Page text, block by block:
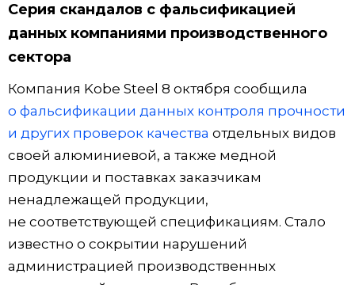
Серия скандалов с фальсификацией
данных компаниями производственного
сектора
Компания Kobe Steel 8 октября сообщила
о фальсификации данных контроля прочности
и других проверок качества отдельных видов
своей алюминиевой, а также медной
продукции и поставках заказчикам
ненадлежащей продукции,
не соответствующей спецификациям. Стало
известно о сокрытии нарушений
администрацией производственных